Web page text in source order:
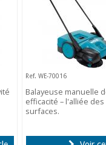
Ref. WE-70016
Balayeuse manuelle
efficacité – l'alliée
surfaces.